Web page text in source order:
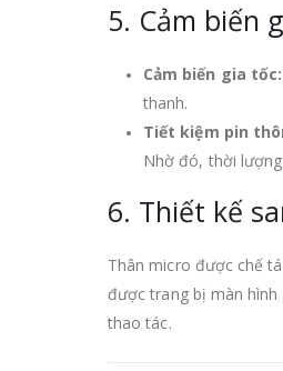
5. Cảm biến
Cảm biến gia tốc:
thanh.
Tiết kiệm pin
Nhờ đó, thời
6. Thiết kế
Thân micro được chế
được trang bị màn hình
thao tác.